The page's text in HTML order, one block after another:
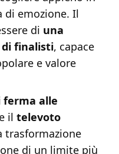
di emozione. Il
di una
finalisti, capace
e valore
ferma alle
il televoto
trasformazione
di un limite più